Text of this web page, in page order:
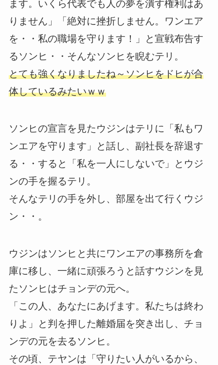
ます。いくら代表でも人の夢を潰す権利はあ
りません」「絶対に挫折しません。ワンエア
を・・私の職場を守ります！」と宣戦布告す
るソンヒ・・そんなソンヒを睨むテリ。
とても強くなりましたね～ソンヒをドヒが合
体しているみたいｗｗ
ソンヒの宣言を見たウジンはテリに「私もワ
ンエアを守ります」と話し、副社長を辞退す
る・・すると「私を一人にしないで」とウジ
ンの手を握るテリ。
そんなテリの手を外し、部屋を出て行くウジ
ン・・。
ウジンはソンヒと共にワンエアの事務所を倉
庫に移し、一緒に頑張ろうと話すウジンを見
たソンヒはチョンデの元へ。
「この人、あなたにあげます。私たちは終わ
りよ」と判を押した離婚届を突き出し、チョ
ンデの元を去るソンヒ。
その頃、テヤンは「守りたい人がいるから、